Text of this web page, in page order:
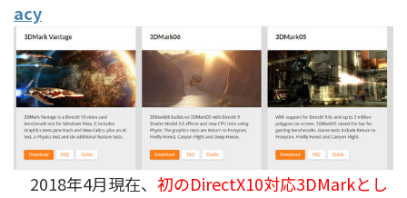
acy
2018年4月現在、 初のDirectX10対応3DMarkとし